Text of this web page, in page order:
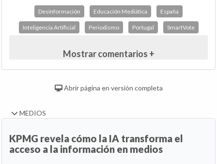
Desinformación Educación Mediática España
Inteligencia Artificial Periodismo Portugal SmartVote
Mostrar comentarios +
Abrir página en versión completa
MEDIOS
KPMG revela cómo la IA transforma el
acceso a la información en medios